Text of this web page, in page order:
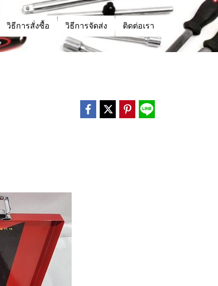
วิธีการสั่งซื้อ วิธีการจัดส่ง ติดต่อเรา